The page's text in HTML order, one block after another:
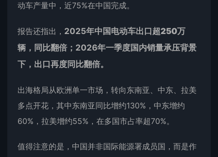
动车产量中，近75%在中国完成。
报告还指出， 2025年中国电动车出口超250万
辆 ，同比翻倍；2026年一季度国内销量承压背景
下，出口再度同比翻倍。
出海格局从欧洲单一市场，转向东南亚、中东、拉美
多点开花，其中东南亚同比增约130%，中东增约
60%，拉美增约55%，在多国市占率超70%。
值得注意的是，中国并非国际能源署成员国，而是作